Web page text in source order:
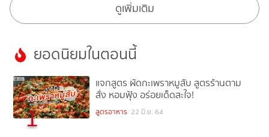
ดูเพิ่มเติม
ยอดนิยมในตอนนี้
1
แจกสูตร ผัดกะเพราหมูสับ สูตรร้านตาม
สั่ง หอมฟุ้ง อร่อยเด็ดสะใจ!
สูตรอาหาร 22 มิ.ย. 64